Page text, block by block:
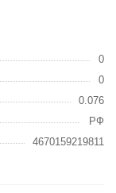
0
0
0.076
РФ
4670159219811